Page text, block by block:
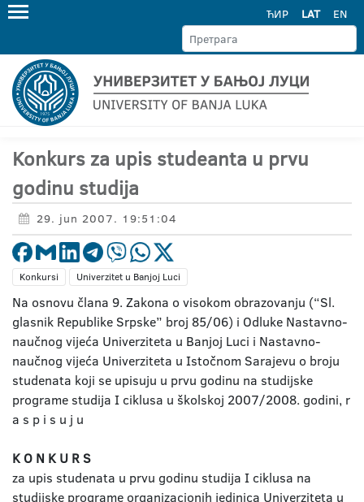
ЋИР LAT EN
Konkurs za upis studeanta u prvu
godinu studija
29. jun 2007. 19:51:04
Konkursi Univerzitet u Banjoj Luci
Na osnovu člana 9. Zakona o visokom obrazovanju (“Sl.
glasnik Republike Srpske” broj 85/06) i Odluke Nastavno-
naučnog vijeća Univerziteta u Banjoj Luci i Nastavno-
naučnog vijeća Univerziteta u Istočnom Sarajevu o broju
studenata koji se upisuju u prvu godinu na studijske
programe studija I ciklusa u školskoj 2007/2008. godini, r
a s p i s u j u
K O N K U R S
za upis studenata u prvu godinu studija I ciklusa na
studijske programe organizacionih jedinica Univerziteta u